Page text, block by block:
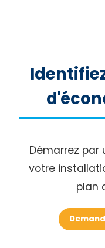
Démarrez par
votre
plan